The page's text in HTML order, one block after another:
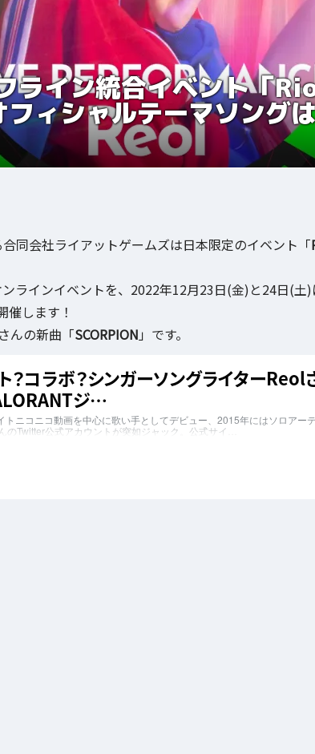
ライン統合イベント「
フィシャルテーマソング
同会社ライアットゲームズは日本限定のイベント「
ラインイベントを、2022年12月23日(金)と24日(土)
します！
んの新曲「SCORPION 」です。